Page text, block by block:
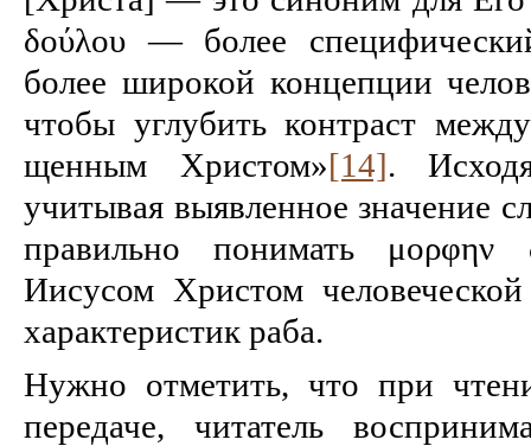
δούλου — более
более ши­рокой концепции
что­бы углубить контраст
щенным Христом»[14].
учитывая выявленное значение
правильно понимать μορφην
Иисусом Христом
характеристик раба.
Нужно отметить, что при
передаче, читатель